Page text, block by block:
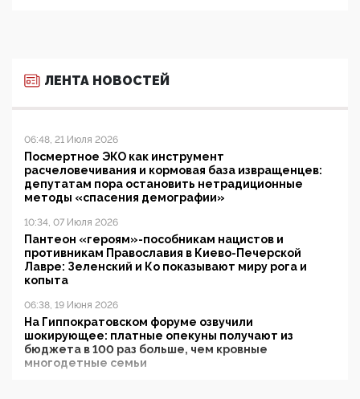
ЛЕНТА НОВОСТЕЙ
06:48, 21 Июля 2026
Посмертное ЭКО как инструмент
расчеловечивания и кормовая база извращенцев:
депутатам пора остановить нетрадиционные
методы «спасения демографии»
10:34, 07 Июля 2026
Пантеон «героям»-пособникам нацистов и
противникам Православия в Киево-Печерской
Лавре: Зеленский и Ко показывают миру рога и
копыта
06:38, 19 Июня 2026
На Гиппократовском форуме озвучили
шокирующее: платные опекуны получают из
бюджета в 100 раз больше, чем кровные
многодетные семьи